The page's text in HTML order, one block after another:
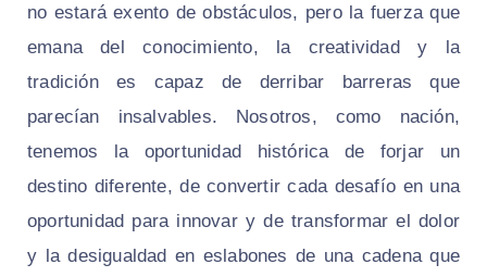
no estará exento de obstáculos, pero la fuerza que
emana del conocimiento, la creatividad y la
tradición es capaz de derribar barreras que
parecían insalvables. Nosotros, como nación,
tenemos la oportunidad histórica de forjar un
destino diferente, de convertir cada desafío en una
oportunidad para innovar y de transformar el dolor
y la desigualdad en eslabones de una cadena que